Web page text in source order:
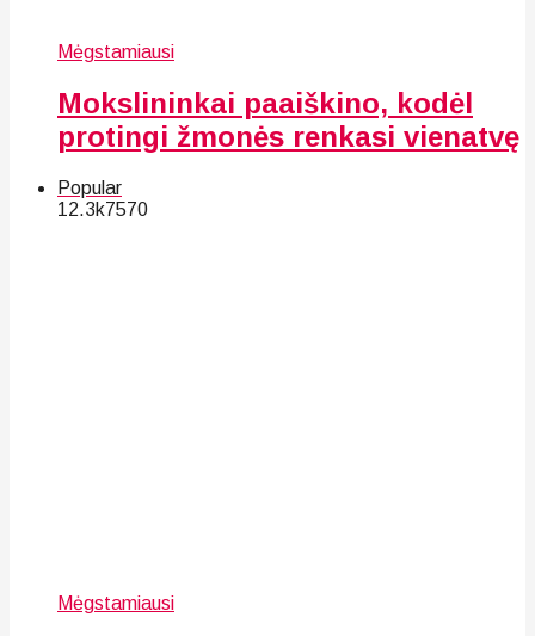
Mėgstamiausi
Mokslininkai paaiškino, kodėl
protingi žmonės renkasi vienatvę
Popular
12.3k7570
Mėgstamiausi